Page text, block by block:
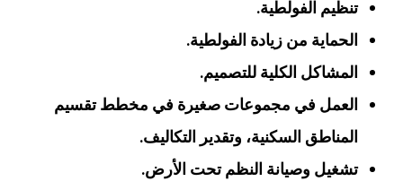
تنظيم الفولطية.
الحماية من زيادة الفولطية.
المشاكل الكلية للتصميم.
العمل في مجموعات صغيرة في مخطط تقسيم
المناطق السكنية، وتقدير التكاليف.
تشغيل وصيانة النظم تحت الأرض.